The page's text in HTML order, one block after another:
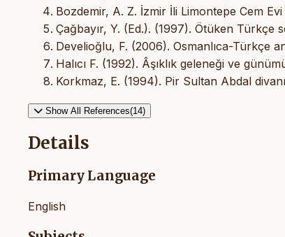
Bozdemir, A. Z. İzmir İli Limontepe Cem
Çağbayır, Y. (Ed.). (1997). Ötüken Türkçe
Develioğlu, F. (2006). Osmanlıca-Türkçe
Halıcı F. (1992). Âşıklık geleneği ve
Korkmaz, E. (1994). Pir Sultan Abdal
Show All References(14)
Details
Primary Language
English